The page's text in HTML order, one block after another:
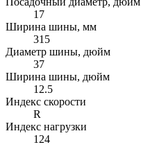
17
Ширина шины, мм
315
Диаметр шины, дюйм
37
Ширина шины, дюйм
12.5
Индекс скорости
R
Индекс нагрузки
124